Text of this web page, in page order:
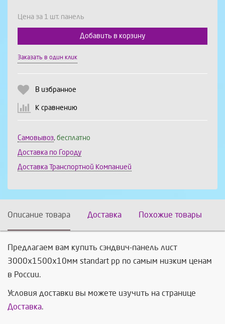
Цена за 1 шт. панель
Добавить в корзину
Заказать в один клик
В избранное
К сравнению
Самовывоз, бесплатно
Доставка по Городу
Доставка Транспортной Компанией
Описание товара Доставка Похожие товары
Предлагаем вам купить сэндвич-панель лист
3000х1500х10мм standart pp по самым низким ценам
в России.
Условия доставки вы можете изучить на странице
Доставка.